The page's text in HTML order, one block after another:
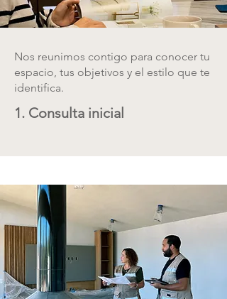
Nos reunimos contigo para conocer tu
espacio, tus objetivos y el estilo que te
identifica.
1. Consulta inicial